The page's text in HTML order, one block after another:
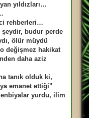
yıldızları…
rehberleri…
şeydir, budur perde
ölür müydü
değişmez hakikat
daha aziz
tanık olduk ki,
emanet ettiği"
enbiyalar yurdu, ilim